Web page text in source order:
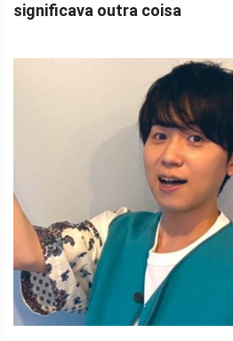
significava outra coisa